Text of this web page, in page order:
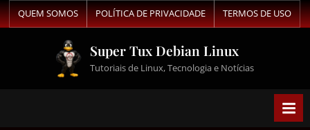
QUEM SOMOS POLÍTICA DE PRIVACIDADE TERMOS DE USO
Super Tux Debian Linux
Tutoriais de Linux, Tecnologia e Notícias